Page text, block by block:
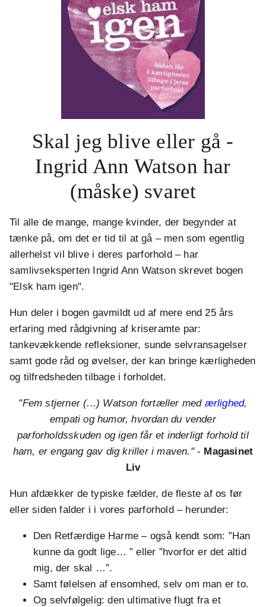
Skal jeg blive eller gå -
Ingrid Ann Watson har
(måske) svaret
Til alle de mange, mange kvinder, der begynder at
tænke på, om det er tid til at gå – men som egentlig
allerhelst vil blive i deres parforhold – har
samlivseksperten Ingrid Ann Watson skrevet bogen
"Elsk ham igen".
Hun deler i bogen gavmildt ud af mere end 25 års
erfaring med rådgivning af kriseramte par:
tankevækkende refleksioner, sunde selvransagelser
samt gode råd og øvelser, der kan bringe kærligheden
og tilfredsheden tilbage i forholdet.
"Fem stjerner (...) Watson fortæller med ærlighed,
empati og humor, hvordan du vender
parforholdsskuden og igen får et inderligt forhold til
ham, er engang gav dig kriller i maven."- Magasinet
Liv
Hun afdækker de typiske fælder, de fleste af os før
eller siden falder i i vores parforhold – herunder:
Den Retfærdige Harme – også kendt som: ”Han
kunne da godt lige… ” eller ”hvorfor er det altid
mig, der skal …”.
Samt følelsen af ensomhed, selv om man er to.
Og selvfølgelig: den ultimative flugt fra et